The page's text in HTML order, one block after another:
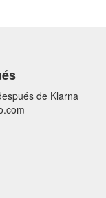
de Klarna